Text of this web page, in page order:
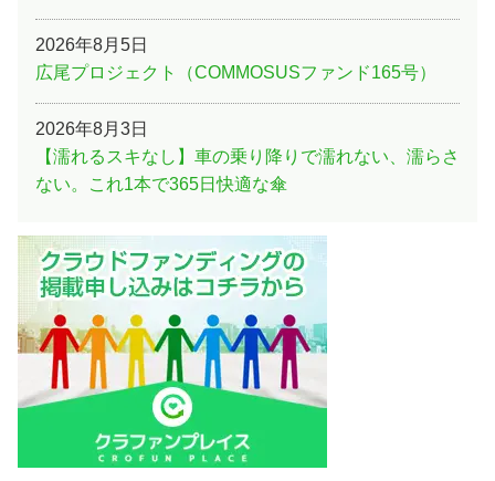
2026年8月5日
広尾プロジェクト（COMMOSUSファンド165号）
2026年8月3日
【濡れるスキなし】車の乗り降りで濡れない、濡らさ
ない。これ1本で365日快適な傘